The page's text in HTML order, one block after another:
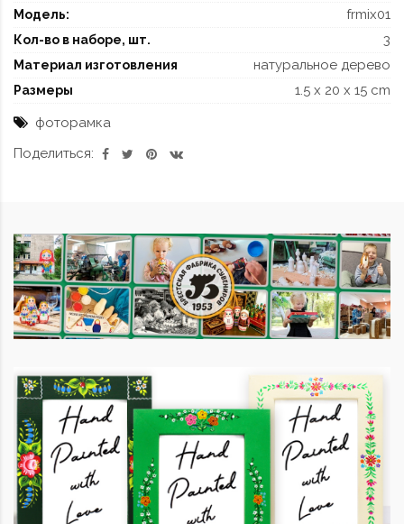
Модель: frmix01
Кол-во в наборе, шт. 3
Материал изготовления натуральное дерево
Размеры
1.5 x 20 x 15 cm
фоторамка
Поделиться: